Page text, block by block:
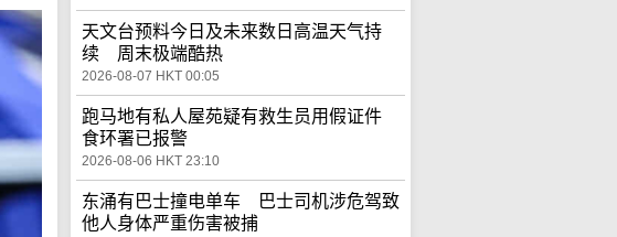
天文台预料今日及未来数日高温天气持
续 周末极端酷热
2026-08-07 HKT 00:05
跑马地有私人屋苑疑有救生员用假证件
食环署已报警
2026-08-06 HKT 23:10
东涌有巴士撞电单车 巴士司机涉危驾致
他人身体严重伤害被捕